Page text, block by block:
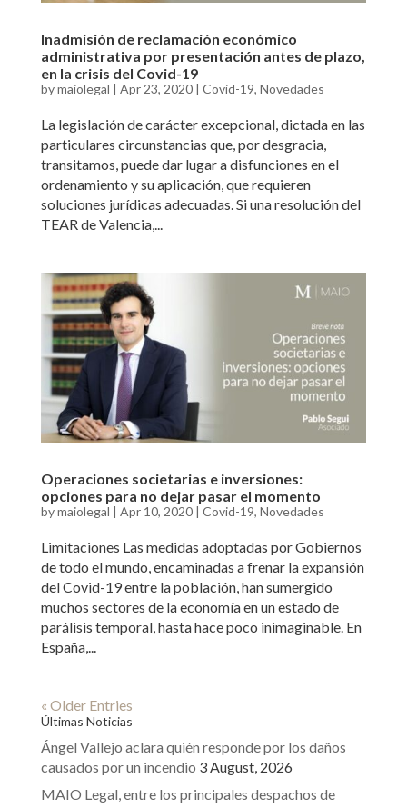
Inadmisión de reclamación económico
administrativa por presentación antes de plazo,
en la crisis del Covid-19
bymaiolegal | Apr 23, 2020| Covid-19, Novedades
La legislación de carácter excepcional, dictada en las
particulares circunstancias que, por desgracia,
transitamos, puede dar lugar a disfunciones en el
ordenamiento y su aplicación, que requieren
soluciones jurídicas adecuadas. Si una resolución del
TEAR de Valencia,...
Operaciones societarias e inversiones:
opciones para no dejar pasar el momento
bymaiolegal | Apr 10, 2020| Covid-19, Novedades
Limitaciones Las medidas adoptadas por Gobiernos
de todo el mundo, encaminadas a frenar la expansión
del Covid-19 entre la población, han sumergido
muchos sectores de la economía en un estado de
parálisis temporal, hasta hace poco inimaginable. En
España,...
« Older Entries
Últimas Noticias
Ángel Vallejo aclara quién responde por los daños
causados por un incendio 3 August, 2026
MAIO Legal, entre los principales despachos de